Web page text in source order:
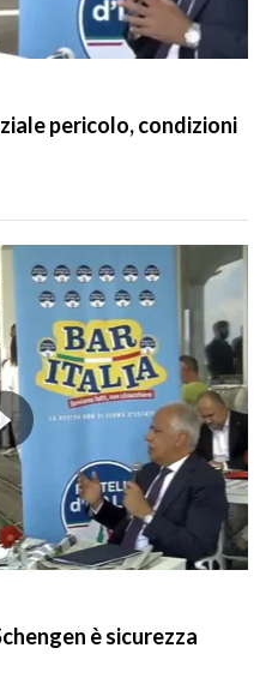
pericolo, condizioni
è sicurezza